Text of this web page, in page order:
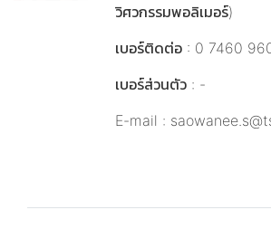
วิศวกรรมพอลิเมอร์)
เบอร์ติดต่อ : 0 7460
เบอร์ส่วนตัว : -
E-mail :